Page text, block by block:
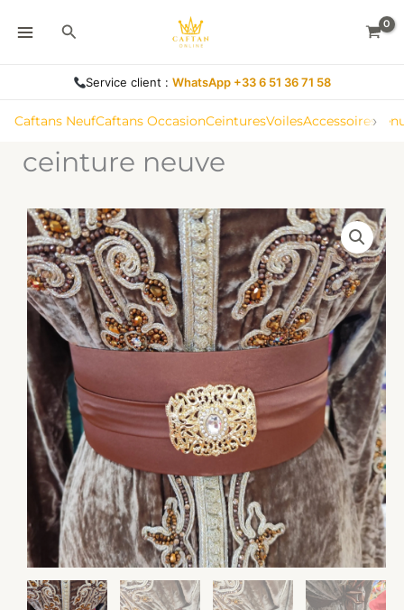
Rechercher
Service client : WhatsApp +33 6 51 36 71 58
Caftans NeufCaftans OccasionCeinturesVoilesAccessoires
›
ceinture neuve
quantité
de
ceinture
neuve